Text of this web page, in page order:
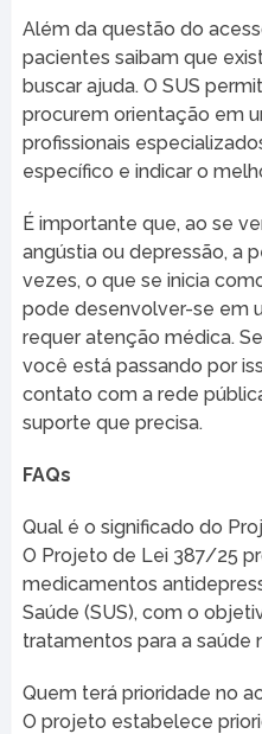
Além da questão do
pacientes saibam que
buscar ajuda. O SUS
procurem orientação em
profissionais
específico e indicar o
É importante que, ao se
angústia ou depressão, a
vezes, o que se inicia
pode desenvolver-se em
requer atenção médica.
você está passando por
contato com a rede
suporte que precisa.
FAQs
Qual é o significado do
O Projeto de Lei 387/25
medicamentos
Saúde (SUS), com o
tratamentos para a saúde
Quem terá prioridade no
O projeto estabelece